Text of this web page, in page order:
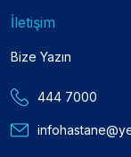
İletişim
Bize Yazın
444 7000